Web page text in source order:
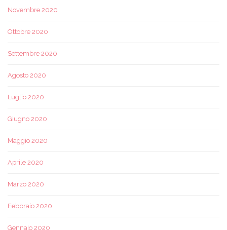
Novembre 2020
Ottobre 2020
Settembre 2020
Agosto 2020
Luglio 2020
Giugno 2020
Maggio 2020
Aprile 2020
Marzo 2020
Febbraio 2020
Gennaio 2020